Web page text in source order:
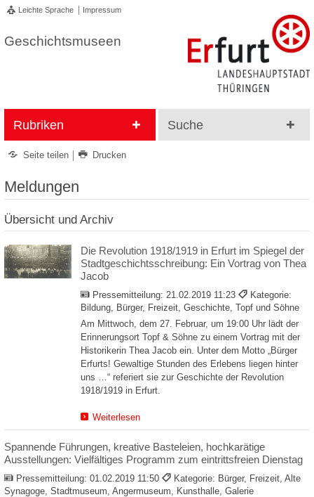
Leichte Sprache Impressum
Geschichtsmuseen
Rubriken Suche
Seite teilen Drucken
Meldungen
Übersicht und Archiv
Die Revolution 1918/1919 in Erfurt im Spiegel der
Stadtgeschichtsschreibung: Ein Vortrag von Thea
Jacob
Pressemitteilung: 21.02.2019 11:23
Kategorie:
Bildung, Bürger, Freizeit, Geschichte, Topf und Söhne
Am Mittwoch, dem 27. Februar, um 19:00 Uhr lädt der
Erinnerungsort Topf & Söhne zu einem Vortrag mit der
Historikerin Thea Jacob ein. Unter dem Motto „Bürger
Erfurts! Gewaltige Stunden des Erlebens liegen hinter
uns …“ referiert sie zur Geschichte der Revolution
1918/1919 in Erfurt.
Weiterlesen
Spannende Führungen, kreative Basteleien, hochkarätige
Ausstellungen: Vielfältiges Programm zum eintrittsfreien Dienstag
Pressemitteilung: 01.02.2019 11:50
Kategorie: Bürger, Freizeit, Alte
Synagoge, Stadtmuseum, Angermuseum, Kunsthalle, Galerie